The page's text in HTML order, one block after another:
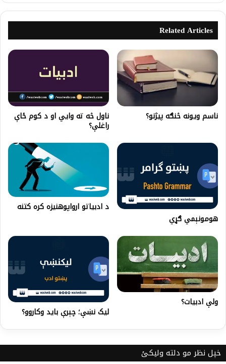
Related Articles
ناسم ویونه څنګه پیژنو؟ ناول څه ته وایي او د کوم ځاې
راغلې؟
هومونېمي ګړي
د ادبياتو ارواپوهنيزه کره کتنه
ولې ادبیات؟
ليک نښې؛ چېرې بايد وکاروو؟
خپل نظر مو دلته ولیکئ